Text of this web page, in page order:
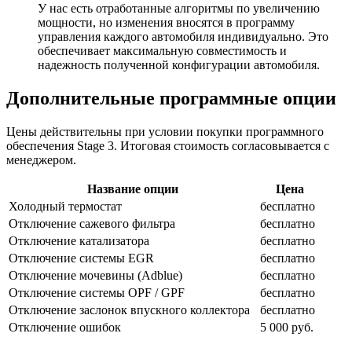
У нас есть отработанные алгоритмы по увеличению
мощности, но изменения вносятся в программу
управления каждого автомобиля индивидуально. Это
обеспечивает максимальную совместимость и
надежность полученной конфигурации автомобиля.
Дополнительные программные опции
Цены действительны при условии покупки программного
обеспечения Stage 3. Итоговая стоимость согласовывается с
менеджером.
Название опции
Цена
Холодный термостат
бесплатно
Отключение сажевого фильтра
бесплатно
Отключение катализатора
бесплатно
Отключение системы EGR
бесплатно
Отключение мочевины (Adblue)
бесплатно
Отключение системы OPF / GPF
бесплатно
Отключение заслонок впускного коллектора
бесплатно
Отключение ошибок
5 000 руб.